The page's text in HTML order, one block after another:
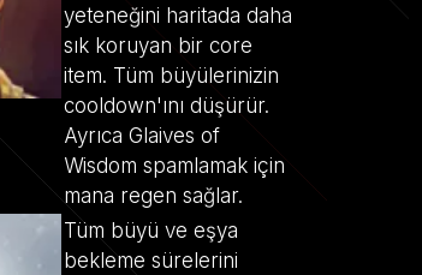
yeteneğini haritada daha
sık koruyan bir core
item. Tüm büyülerinizin
cooldown'ını düşürür.
Ayrıca Glaives of
Wisdom spamlamak için
mana regen sağlar.
Tüm büyü ve eşya
bekleme sürelerini